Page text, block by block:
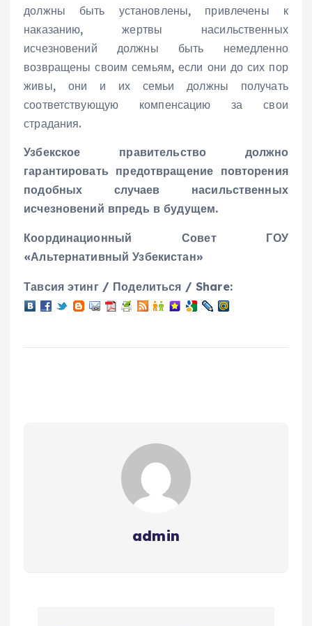
должны быть установлены, привлечены к
наказанию, жертвы насильственных
исчезновений должны быть немедленно
возвращены своим семьям, если они до сих пор
живы, они и их семьи должны получать
соответствующую компенсацию за свои
страдания.
Узбекское правительство должно
гарантировать предотвращение повторения
подобных случаев насильственных
исчезновений впредь в будущем.
Координационный Совет ГОУ
«Альтернативный Узбекистан»
Тавсия этинг / Поделиться / Share:
admin